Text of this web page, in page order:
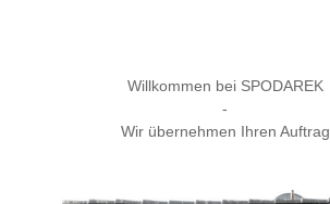
Willkommen bei SPODAREK
-
Wir übernehmen Ihren Auftrag